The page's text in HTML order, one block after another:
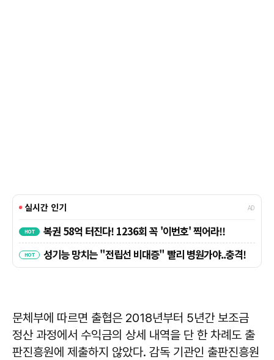
문체부에 따르면 출협은 2018년부터 5년간 보조금
정산 과정에서 수익금의 상세 내역을 단 한 차례도 출
판진흥원에 제출하지 않았다. 감독 기관인 출판진흥원